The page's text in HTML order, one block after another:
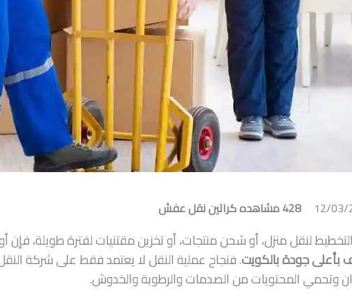
12/03/ 428 مشاهده كراتين نقل عفش
لنقل منزل، أو شحن منتجات، أو تخزين مقتنيات لفترة طويلة، فإن
بأعلى جودة بالكويت. فنجاح عملية النقل لا يعتمد فقط على شركة
وتحمي المحتويات من الصدمات والرطوبة والخدوش.